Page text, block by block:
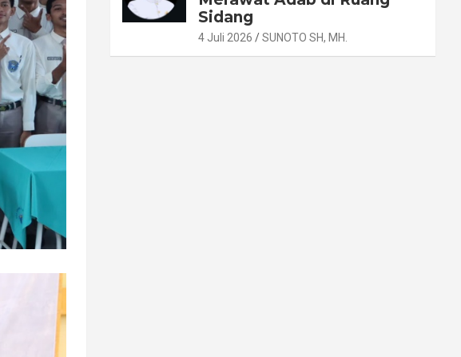
Sidang
4 Juli 2026 SUNOTO SH, MH.